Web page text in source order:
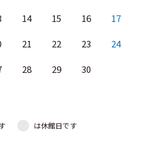
14 15 16 17
21 22 23 24
28 29 30
は休館日です